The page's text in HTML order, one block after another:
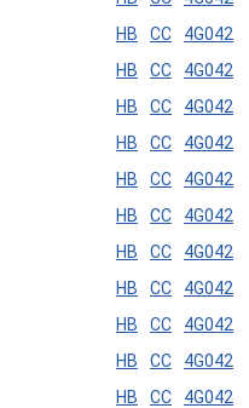
HB CC
4G042
HB CC
4G042
HB CC
4G042
HB CC
4G042
HB CC
4G042
HB CC
4G042
HB CC
4G042
HB CC
4G042
HB CC
4G042
HB CC
4G042
HB CC
4G042